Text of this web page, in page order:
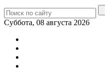
Суббота, 08 августа 2026